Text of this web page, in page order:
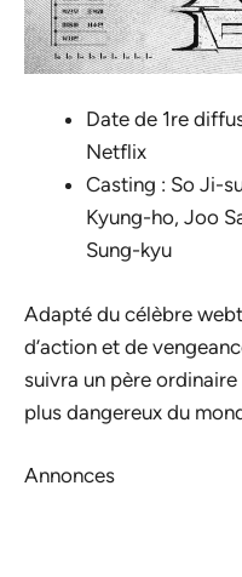
Date de 1re
Netflix
Casting : So Ji-
Kyung-ho, Joo
Sung-kyu
Adapté du célèbre
d’action et de
suivra un père
plus dangereux du
Annonces